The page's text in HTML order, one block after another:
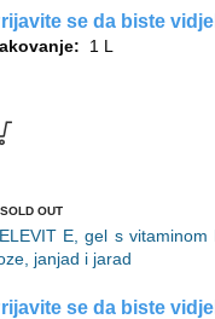
se da biste
1 L
SOLD OUT
E, gel s
janjad i jarad
se da biste